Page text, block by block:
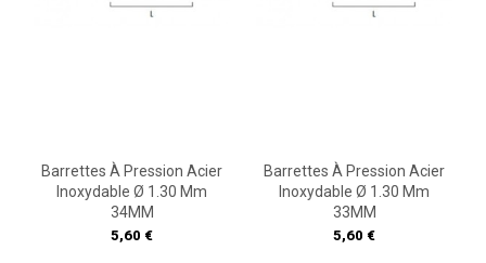
Barrettes À Pression Acier
Inoxydable Ø 1.30 Mm
34MM
Prix
5,60 €
Barrettes À Pression Acier
Inoxydable Ø 1.30 Mm
33MM
Prix
5,60 €